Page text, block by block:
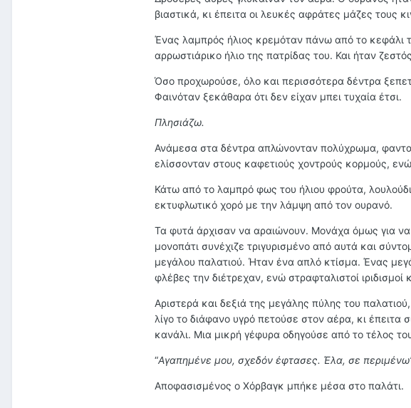
βιαστικά, κι έπειτα οι λευκές αφράτες μάζες τους
Ένας λαμπρός ήλιος κρεμόταν πάνω από το κεφάλι
αρρωστιάρικο ήλιο της πατρίδας του. Και ήταν
Όσο προχωρούσε, όλο και περισσότερα δέντρα
Φαινόταν ξεκάθαρα ότι δεν είχαν μπει τυχαία έτσι.
Πλησιάζω.
Ανάμεσα στα δέντρα απλώνονταν πολύχρωμα,
ελίσσονταν στους καφετιούς χοντρούς κορμούς,
Κάτω από το λαμπρό φως του ήλιου φρούτα,
εκτυφλωτικό χορό με την λάμψη από τον ουρανό.
Τα φυτά άρχισαν να αραιώνουν. Μονάχα όμως για
μονοπάτι συνέχιζε τριγυρισμένο από αυτά και
μεγάλου παλατιού. Ήταν ένα απλό κτίσμα. Ένας
φλέβες την διέτρεχαν, ενώ στραφταλιστοί
Αριστερά και δεξιά της μεγάλης πύλης του
λίγο το διάφανο υγρό πετούσε στον αέρα, κι
κανάλι. Μια μικρή γέφυρα οδηγούσε από το τέλος
“Αγαπημένε μου, σχεδόν έφτασες. Έλα, σε
Αποφασισμένος ο Χόρβαγκ μπήκε μέσα στο παλάτι.